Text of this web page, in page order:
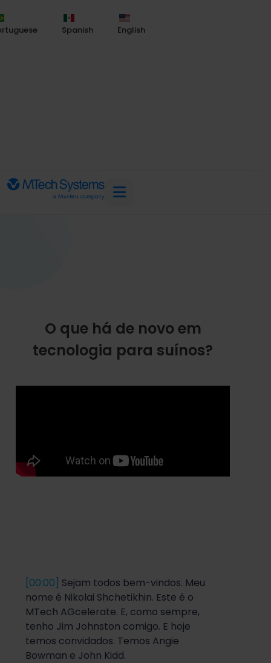
Spanish English
O que há de novo em
tecnologia para suínos?
[00:00] Sejam todos bem-vindos. Meu
nome é Nikolai Shchetikhin. Este é o
MTech AGcelerate. E, como sempre,
tenho Jim Johnston comigo. E hoje
temos convidados. Temos Angie
Bowman e John Kidd.